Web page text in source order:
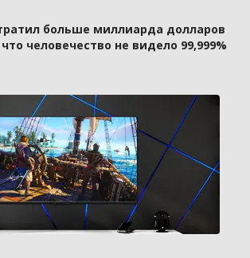
больше миллиарда долларов
человечество не видело 99,999%